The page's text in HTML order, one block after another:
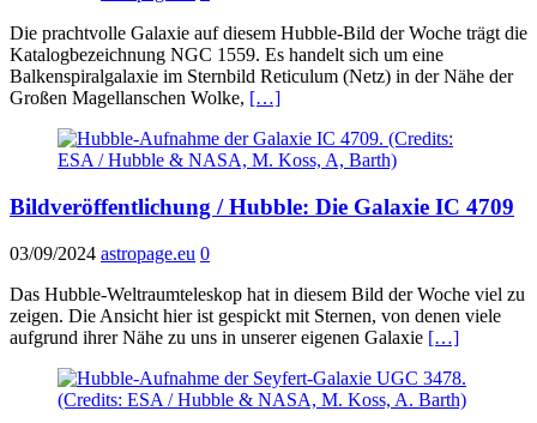
Die prachtvolle Galaxie auf diesem Hubble-Bild der Woche trägt die
Katalogbezeichnung NGC 1559. Es handelt sich um eine
Balkenspiralgalaxie im Sternbild Reticulum (Netz) in der Nähe der
Großen Magellanschen Wolke, […]
Bildveröffentlichung / Hubble: Die Galaxie IC 4709
03/09/2024 astropage.eu 0
Das Hubble-Weltraumteleskop hat in diesem Bild der Woche viel zu
zeigen. Die Ansicht hier ist gespickt mit Sternen, von denen viele
aufgrund ihrer Nähe zu uns in unserer eigenen Galaxie […]